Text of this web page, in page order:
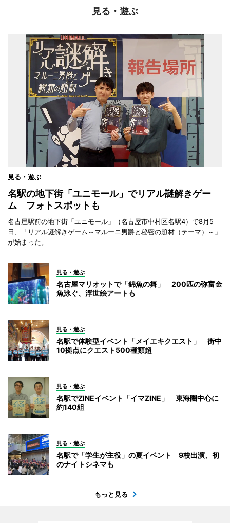
見る・遊ぶ
見る・遊ぶ
名駅の地下街「ユニモール」でリアル謎解きゲー
ム フォトスポットも
名古屋駅前の地下街「ユニモール」（名古屋市中村区名駅4）で8月5
日、「リアル謎解きゲーム～マルーニ男爵と秘密の題材（テーマ）～」
が始まった。
見る・遊ぶ
名古屋マリオットで「錦魚の舞」 200匹の弥富金
魚泳ぐ、浮世絵アートも
見る・遊ぶ
名駅で体験型イベント「メイエキクエスト」 街中
10拠点にクエスト500種類超
見る・遊ぶ
名駅でZINEイベント「イマZINE」 東海圏中心に
約140組
見る・遊ぶ
名駅で「学生が主役」の夏イベント 9校出演、初
のナイトシネマも
もっと見る